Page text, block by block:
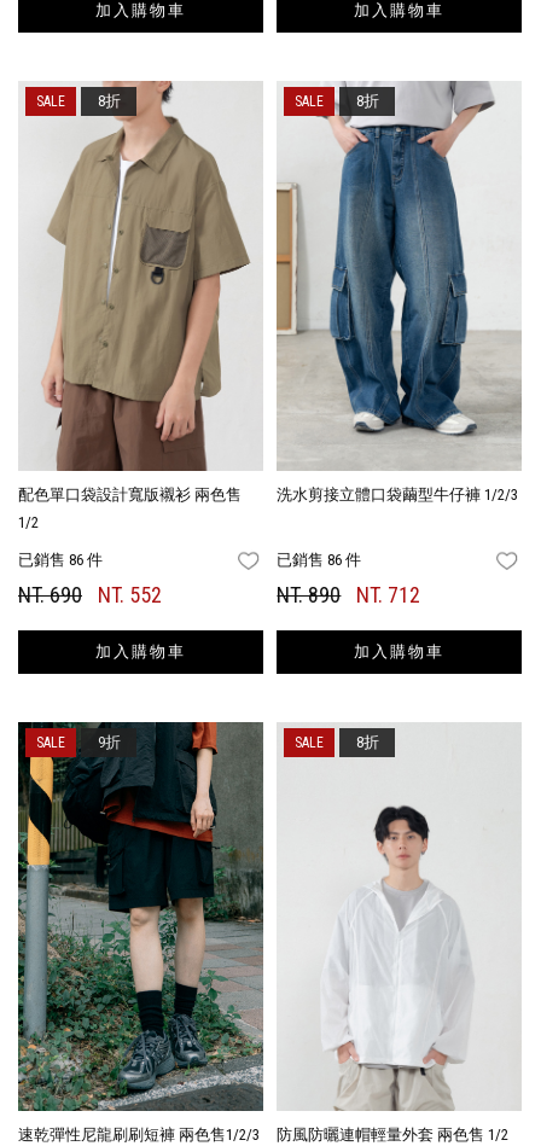
加入購物車 加入購物車
配色單口袋設計寬版襯衫 兩色售
1/2
已銷售 86 件 FAVORITES
NT. 690 NT. 552
加入購物車
8折
洗水剪接立體口袋繭型牛仔褲 1/2/3
已銷售 86 件
NT. 890 NT. 712
加入購物車
8折
速乾彈性尼龍刷刷短褲 兩色售1/2/3
9折
防風防曬連帽輕量外套 兩色售 1/2
8折